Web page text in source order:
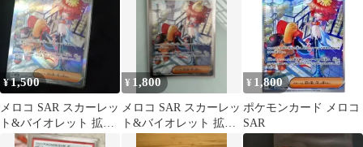
¥1,500
メロコ SAR スカーレッ
ト&バイオレット 拡張
パック 古代の咆哮
¥ 1,800
メロコ SAR スカーレッ
ト&バイオレット 拡張
パック 古代の咆哮
¥ 1,800
ポケモンカード メロコ
SAR